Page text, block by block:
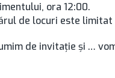
ora 12:00.
de locuri este
de invitație și …